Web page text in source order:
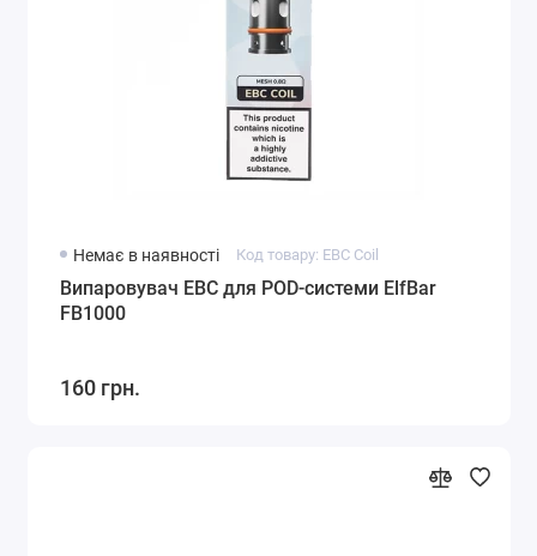
Немає в наявності Код товару: EBC Coil
Випаровувач EBC для POD-системи ElfBar
FB1000
160 грн.